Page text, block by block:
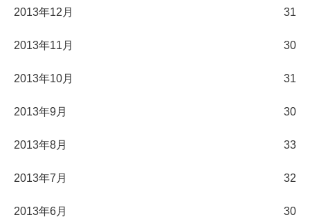
2013年12月 31
2013年11月 30
2013年10月 31
2013年9月 30
2013年8月 33
2013年7月 32
2013年6月 30